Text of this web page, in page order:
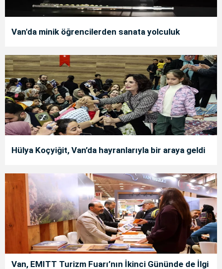
Van'da minik öğrencilerden sanata yolculuk
Hülya Koçyiğit, Van’da hayranlarıyla bir araya geldi
Van, EMITT Turizm Fuarı’nın İkinci Gününde de İlgi